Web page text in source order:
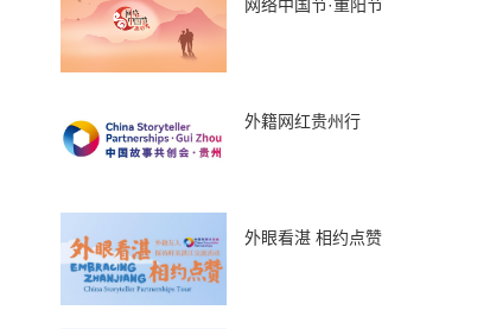
网络中国节·重阳节
外籍网红贵州行
外眼看湛 相约点赞